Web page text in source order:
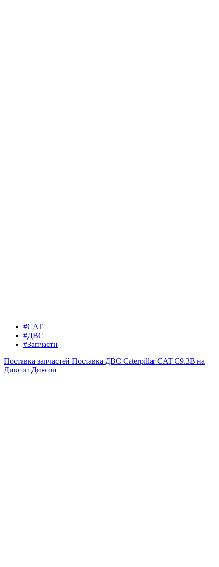
#CAT
#ДВС
#Запчасти
Поставка запчастей Поставка ДВС Caterpillar CAT C9.3B на
Диксон Диксон